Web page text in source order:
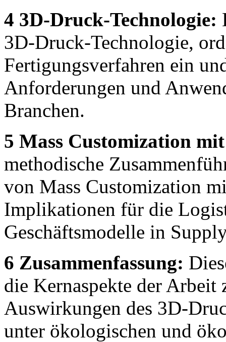
4 3D-Druck-Technologie:
3D-Druck-Technologie,
Fertigungsverfahren ein
Anforderungen und
Branchen.
5 Mass Customization
methodische
von Mass Customization
Implikationen für die
Geschäftsmodelle in
6 Zusammenfassung:
die Kernaspekte der Arbeit
Auswirkungen des 3D-
unter ökologischen und